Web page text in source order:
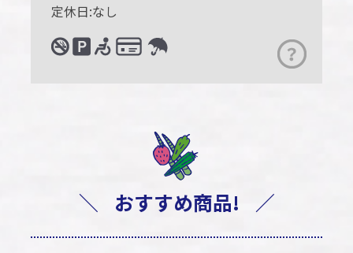
定休日:なし
＼ おすすめ商品! ／